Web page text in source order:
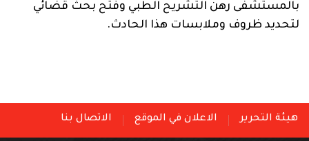
بالمستشفى رهن التشريح الطبي وفتح بحث قضائي
لتحديد ظروف وملابسات هذا الحادث.
هيئة التحرير الاعلان في الموقع الاتصال بنا